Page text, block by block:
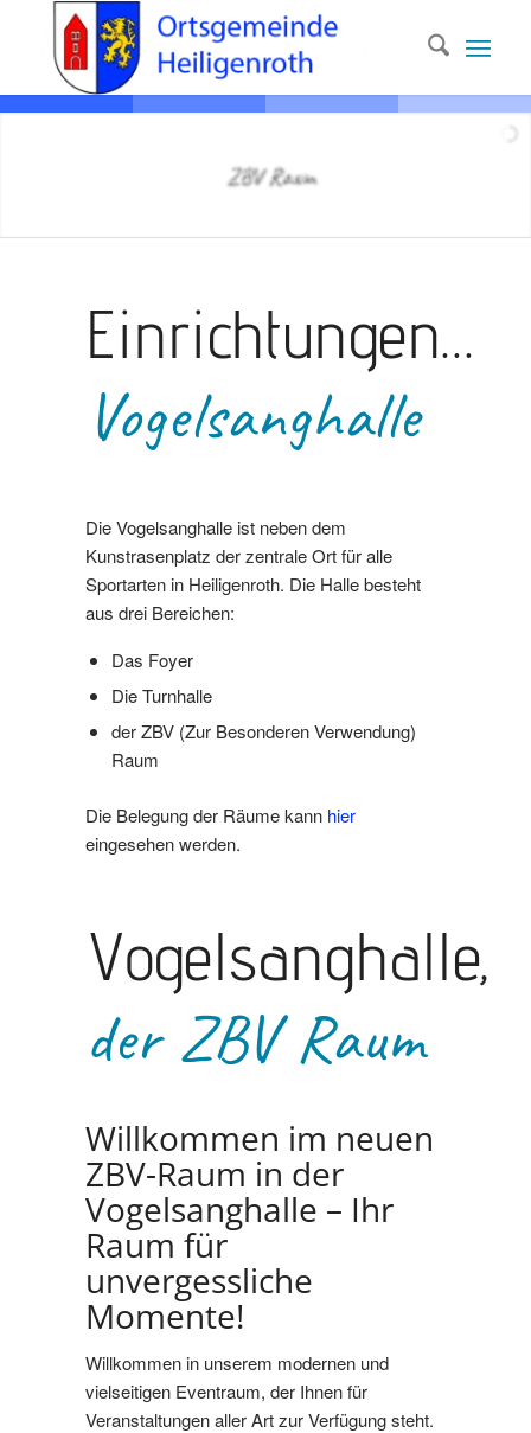
ZBV Raum
Einrichtungen…
Vogelsanghalle
Die Vogelsanghalle ist neben dem
Kunstrasenplatz der zentrale Ort für alle
Sportarten in Heiligenroth. Die Halle besteht
aus drei Bereichen:
Das Foyer
Die Turnhalle
der ZBV (Zur Besonderen Verwendung)
Raum
Die Belegung der Räume kann hier
eingesehen werden.
Vogelsanghalle,
der ZBV Raum
Willkommen im neuen
ZBV-Raum in der
Vogelsanghalle – Ihr
Raum für
unvergessliche
Momente!
Willkommen in unserem modernen und
vielseitigen Eventraum, der Ihnen für
Veranstaltungen aller Art zur Verfügung steht.